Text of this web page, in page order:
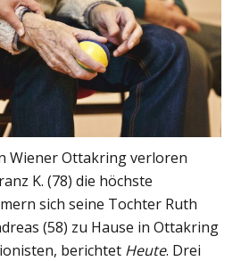
Wiener Ottakring verloren
K. (78) die höchste
sich seine Tochter Ruth
(58) zu Hause in Ottakring
berichtet Heute. Drei